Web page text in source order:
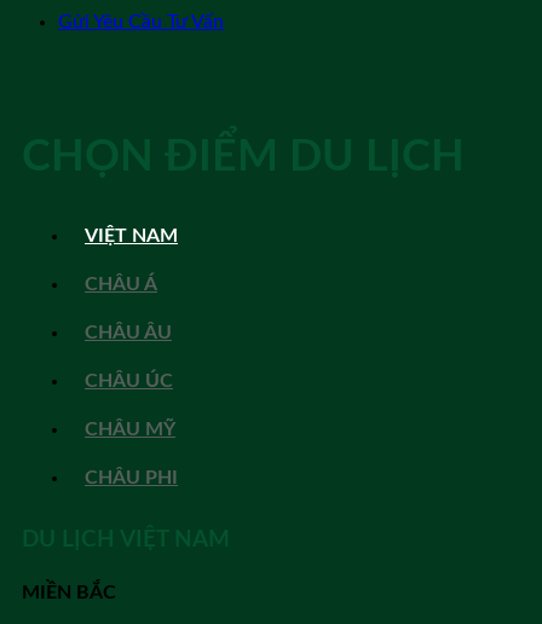
Gửi Yêu Cầu Tư Vấn
CHỌN ĐIỂM DU LỊCH
VIỆT NAM
CHÂU Á
CHÂU ÂU
CHÂU ÚC
CHÂU MỸ
CHÂU PHI
DU LỊCH VIỆT NAM
MIỀN BẮC